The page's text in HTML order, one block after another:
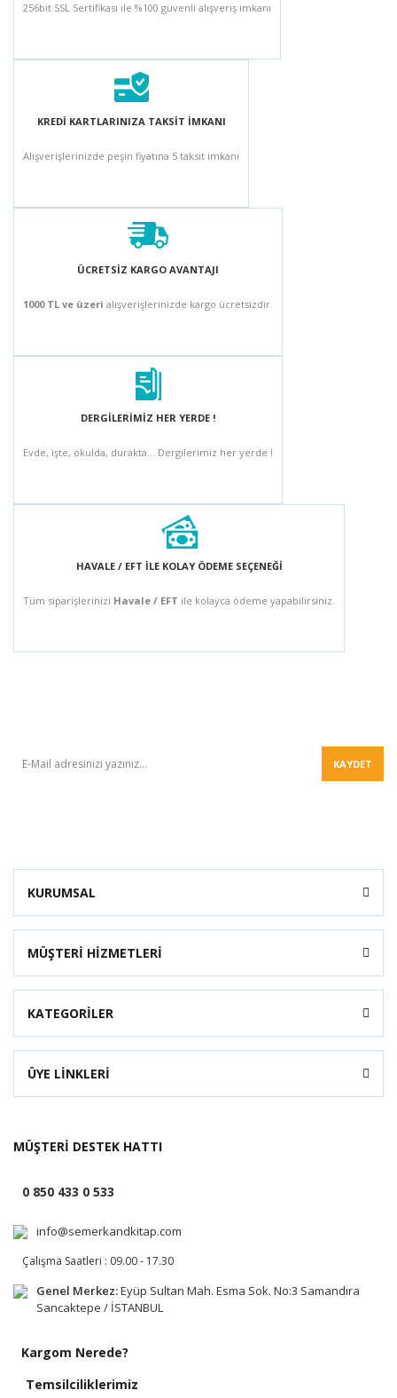
256bit SSL Sertifikası ile %100 güvenli alışveriş imkanı
KREDİ KARTLARINIZA TAKSİT İMKANI
Alışverişlerinizde peşin fiyatına 5 taksit imkanı
ÜCRETSİZ KARGO AVANTAJI
1000 TL ve üzeri alışverişlerinizde kargo ücretsizdir.
DERGİLERİMİZ HER YERDE !
Evde, işte, okulda, durakta... Dergilerimiz her yerde !
HAVALE / EFT İLE KOLAY ÖDEME SEÇENEĞİ
Tüm siparişlerinizi Havale / EFT ile kolayca ödeme yapabilirsiniz.
KAYDET
KURUMSAL
MÜŞTERİ HİZMETLERİ
KATEGORİLER
ÜYE LİNKLERİ
MÜŞTERİ DESTEK HATTI
0 850 433 0 533
info@semerkandkitap.com
Çalışma Saatleri : 09.00 - 17.30
Genel Merkez:Eyüp Sultan Mah. Esma Sok. No:3 Samandıra
Sancaktepe / İSTANBUL
Kargom Nerede?
Temsilciliklerimiz